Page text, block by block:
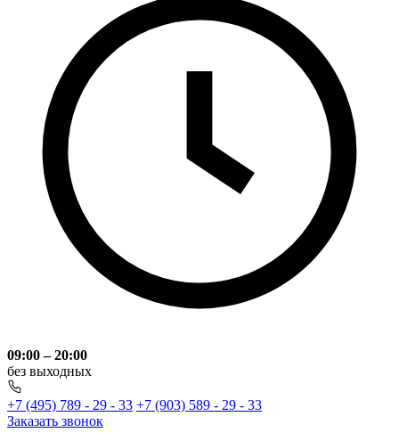
09:00 – 20:00
без выходных
+7 (495) 789 - 29 - 33 +7 (903) 589 - 29 - 33
Заказать звонок